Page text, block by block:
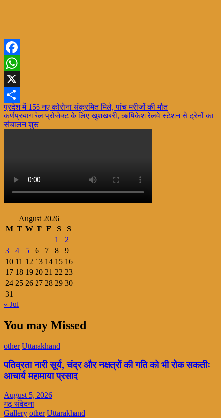
Facebook
WhatsApp
X
Share
Post
navigation
प्रदेश में 156 नए कोरोना संक्रमित मिले, पांच मरीजों की मौत
कर्णप्रयाग रेल प्रोजेक्ट के लिए खुशखबरी, ऋषिकेश रेलवे स्टेशन से ट्रेनों का
संचालन शुरू
August 2026
M T W T F S
S
1
2
3
4 5 6 7 8
9
10 11 12 13 14 15 16
17 18 19 20 21 22 23
24 25 26 27 28 29 30
31
« Jul
You may Missed
other Uttarakhand
पतिव्रता नारी सूर्य, चंद्र और नक्षत्रों की गति को भी रोक सकतीः
आचार्य महामाया प्रसाद
August 5, 2026
गढ़ संवेदना
Gallery other Uttarakhand